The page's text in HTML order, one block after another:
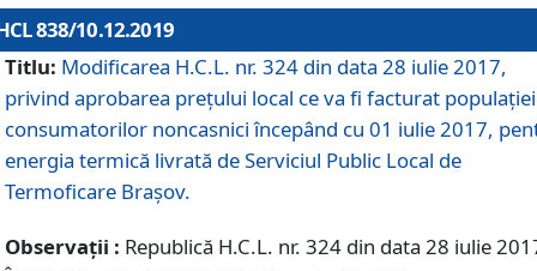
838/10.12.2019
Titlu: Modificarea H.C.L. nr. 324 din data 28 iulie 2017,
privind aprobarea preţului local ce va fi facturat
consumatorilor noncasnici începând cu 01 iulie 2017,
energia termică livrată de Serviciul Public Local de
Termoficare Braşov.
Observații : Republică H.C.L. nr. 324 din data 28 iulie